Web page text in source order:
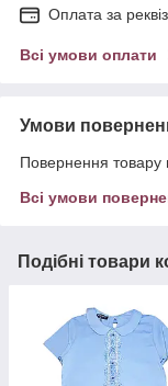
Оплата за
Всі умови оплати
Умови
Повернення товару
Всі умови
Подібні товари